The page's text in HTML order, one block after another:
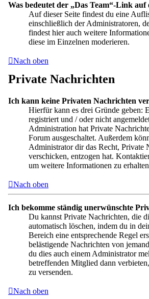
Was bedeutet der „Das Team“-Link auf
Auf dieser Seite findest du eine
einschließlich der Administratoren,
findest hier auch weitere
diese im Einzelnen moderieren.
Nach oben
Private Nachrichten
Ich kann keine Privaten Nachrichten
Hierfür kann es drei Gründe geben:
registriert und / oder nicht
Administration hat Private
Forum ausgeschaltet. Außerdem
Administrator dir das Recht, Private
verschicken, entzogen hat.
um weitere Informationen zu
Nach oben
Ich bekomme ständig unerwünschte
Du kannst Private Nachrichten, die
automatisch löschen, indem du in
Bereich eine entsprechende Regel
belästigende Nachrichten von
du dies auch einem Administrator
betreffenden Mitglied dann
zu versenden.
Nach oben